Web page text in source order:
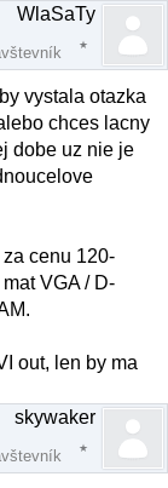
WlaSaTy
vystala otazka
chces lacny
dobe uz nie je
cenu 120-
VGA / D-
out, len by ma
skywaker